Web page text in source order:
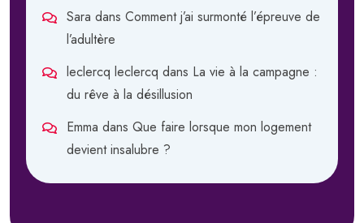
Sara dans Comment j’ai surmonté l’épreuve de
l’adultère
leclercq leclercq dans La vie à la campagne :
du rêve à la désillusion
Emma dans Que faire lorsque mon logement
devient insalubre ?